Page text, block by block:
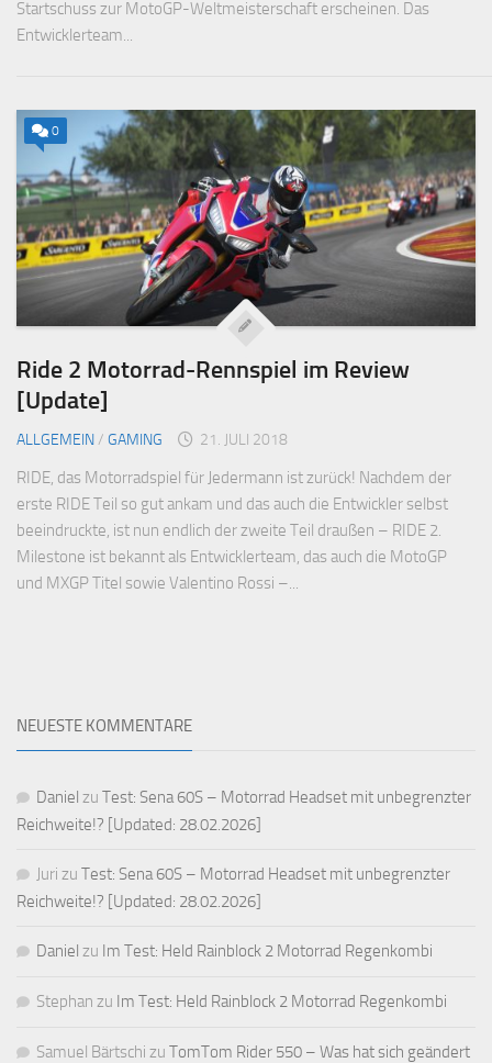
Startschuss zur MotoGP-Weltmeisterschaft erscheinen. Das
Entwicklerteam...
0
Ride 2 Motorrad-Rennspiel im Review
[Update]
ALLGEMEIN/ GAMING 21. JULI 2018
RIDE, das Motorradspiel für Jedermann ist zurück! Nachdem der
erste RIDE Teil so gut ankam und das auch die Entwickler selbst
beeindruckte, ist nun endlich der zweite Teil draußen – RIDE 2.
Milestone ist bekannt als Entwicklerteam, das auch die MotoGP
und MXGP Titel sowie Valentino Rossi –...
NEUESTE KOMMENTARE
Daniel zu Test: Sena 60S – Motorrad Headset mit unbegrenzter
Reichweite!? [Updated: 28.02.2026]
Juri zu Test: Sena 60S – Motorrad Headset mit unbegrenzter
Reichweite!? [Updated: 28.02.2026]
Daniel zu Im Test: Held Rainblock 2 Motorrad Regenkombi
Stephan zu Im Test: Held Rainblock 2 Motorrad Regenkombi
Samuel Bärtschi zu TomTom Rider 550 – Was hat sich geändert